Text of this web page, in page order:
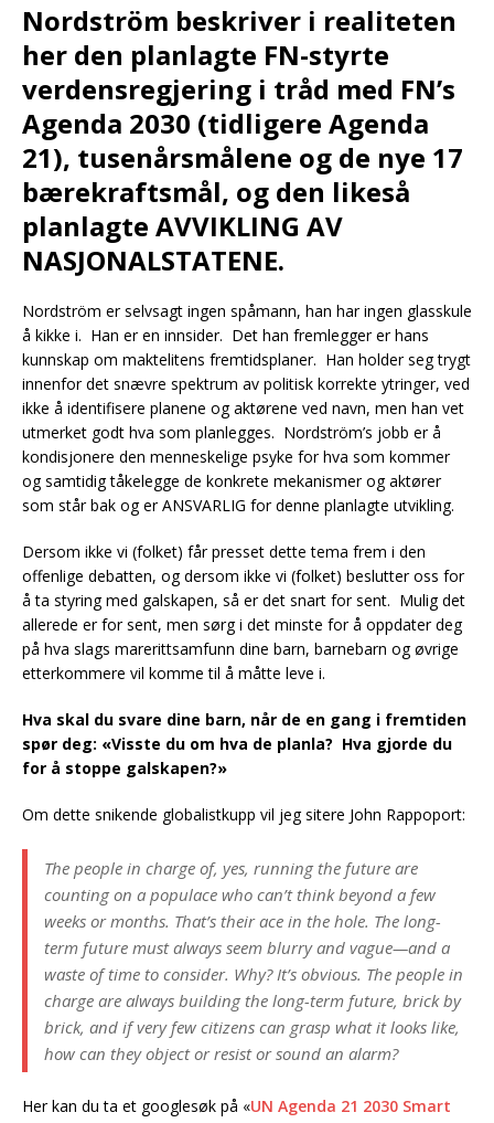
Nordström beskriver i realiteten
her den planlagte FN-styrte
verdensregjering i tråd med FN’s
Agenda 2030 (tidligere Agenda
21), tusenårsmålene og de nye 17
bærekraftsmål, og den likeså
planlagte AVVIKLING AV
NASJONALSTATENE.
Nordström er selvsagt ingen spåmann, han har ingen glasskule
å kikke i. Han er en innsider. Det han fremlegger er hans
kunnskap om maktelitens fremtidsplaner. Han holder seg trygt
innenfor det snævre spektrum av politisk korrekte ytringer, ved
ikke å identifisere planene og aktørene ved navn, men han vet
utmerket godt hva som planlegges. Nordström’s jobb er å
kondisjonere den menneskelige psyke for hva som kommer
og samtidig tåkelegge de konkrete mekanismer og aktører
som står bak og er ANSVARLIG for denne planlagte utvikling.
Dersom ikke vi (folket) får presset dette tema frem i den
offenlige debatten, og dersom ikke vi (folket) beslutter oss for
å ta styring med galskapen, så er det snart for sent. Mulig det
allerede er for sent, men sørg i det minste for å oppdater deg
på hva slags marerittsamfunn dine barn, barnebarn og øvrige
etterkommere vil komme til å måtte leve i.
Hva skal du svare dine barn, når de en gang i fremtiden
spør deg: «Visste du om hva de planla? Hva gjorde du
for å stoppe galskapen?»
Om dette snikende globalistkupp vil jeg sitere John Rappoport:
The people in charge of, yes, running the future are
counting on a populace who can’t think beyond a few
weeks or months. That’s their ace in the hole. The long-
term future must always seem blurry and vague—and a
waste of time to consider. Why? It’s obvious. The people in
charge are always building the long-term future, brick by
brick, and if very few citizens can grasp what it looks like,
how can they object or resist or sound an alarm?
Her kan du ta et googlesøk på «UN Agenda 21 2030 Smart